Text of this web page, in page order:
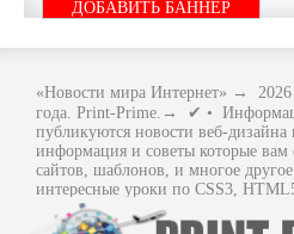
ДОБАВИТЬ БАННЕР
«Новости мира Интернет» → 2026
года. Print-Prime.→ ✔ •
публикуются новости веб-
информация и советы которые
сайтов, шаблонов, и многое
интересные уроки по CSS3,
многое другое, интересное, с
размещенная на сайте